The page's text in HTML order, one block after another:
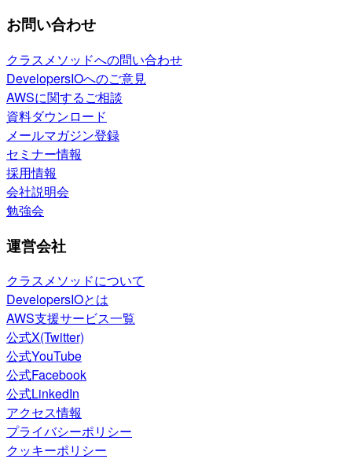
お問い合わせ
クラスメソッドへの問い合わせ
DevelopersIOへのご意見
AWSに関するご相談
資料ダウンロード
メールマガジン登録
セミナー情報
採用情報
会社説明会
勉強会
運営会社
クラスメソッドについて
DevelopersIOとは
AWS支援サービス一覧
公式X(Twitter)
公式YouTube
公式Facebook
公式LinkedIn
アクセス情報
プライバシーポリシー
クッキーポリシー